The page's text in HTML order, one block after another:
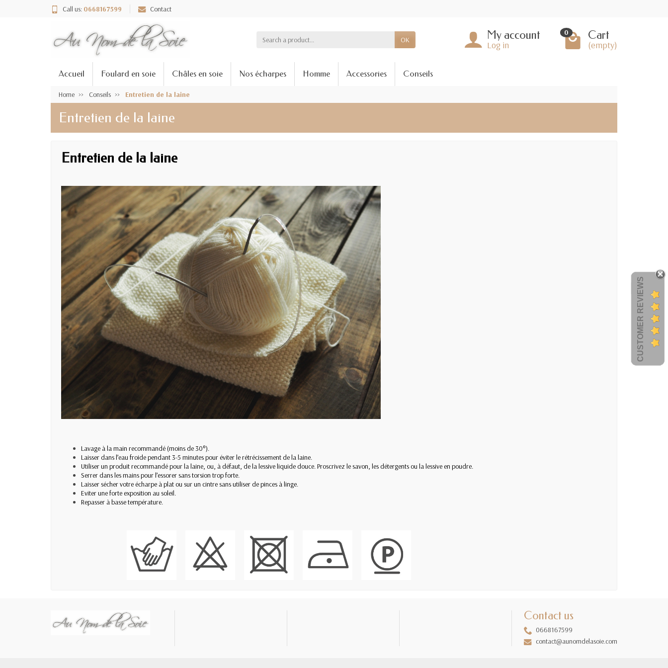
Call us: 0668167599 Contact
OK My account
Log in
0 Cart
(empty)
Accueil Foulard en soie Châles en soie Nos écharpes Homme Accessories Conseils
Home Conseils Entretien de la laine
Entretien de la laine
Entretien de la laine
Lavage à la main recommandé (moins de 30°).
Laisser dans l’eau froide pendant 3-5 minutes pour éviter le rétrécissement de la laine.
Utiliser un produit recommandé pour la laine, ou, à défaut, de la lessive liquide douce. Proscrivez le savon, les détergents ou la lessive en poudre.
Serrer dans les mains pour l’essorer sans torsion trop forte.
Laisser sécher votre écharpe à plat ou sur un cintre sans utiliser de pinces à linge.
Eviter une forte exposition au soleil.
Repasser à basse température.
Contact us
0668167599
contact@aunomdelasoie.com
CUSTOMER REVIEWS